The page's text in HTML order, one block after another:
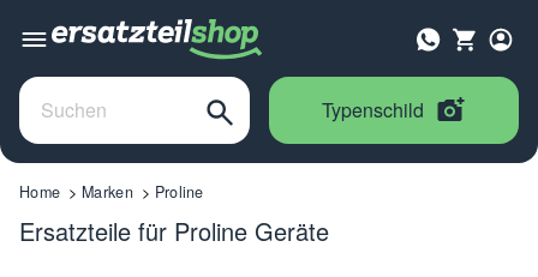
Typenschild
Home Marken Proline
Ersatzteile für Proline Geräte